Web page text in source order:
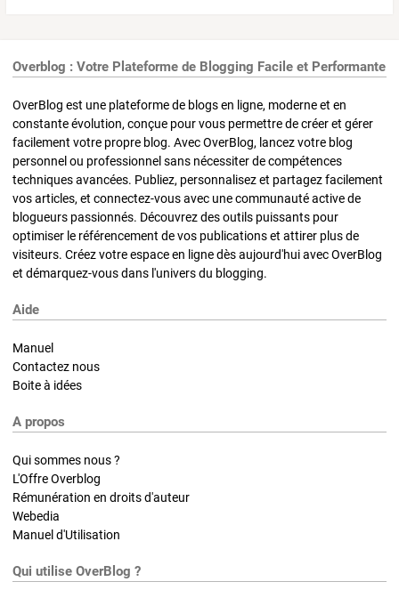
Overblog : Votre Plateforme de Blogging Facile et Performante
OverBlog est une plateforme de blogs en ligne, moderne et en
constante évolution, conçue pour vous permettre de créer et gérer
facilement votre propre blog. Avec OverBlog, lancez votre blog
personnel ou professionnel sans nécessiter de compétences
techniques avancées. Publiez, personnalisez et partagez facilement
vos articles, et connectez-vous avec une communauté active de
blogueurs passionnés. Découvrez des outils puissants pour
optimiser le référencement de vos publications et attirer plus de
visiteurs. Créez votre espace en ligne dès aujourd'hui avec OverBlog
et démarquez-vous dans l'univers du blogging.
Aide
Manuel
Contactez nous
Boite à idées
A propos
Qui sommes nous ?
L'Offre Overblog
Rémunération en droits d'auteur
Webedia
Manuel d'Utilisation
Qui utilise OverBlog ?